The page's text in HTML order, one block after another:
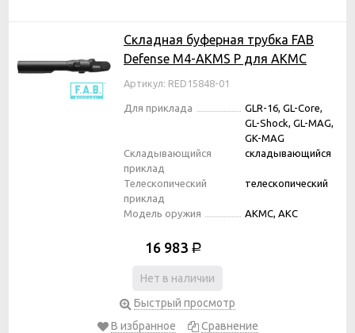
Складная буферная трубка FAB
Defense M4-AKMS P для АКМС
Артикул: RED15848-01
Для приклада
GLR-16, GL-Core,
GL-Shock, GL-MAG,
GK-MAG
Складывающийся
приклад
складывающийся
Телескопический
приклад
телескопический
Модель оружия АКМС, АКС
16 983 Р
Нет в наличии
Быстрый просмотр
В избранное
Сравнение